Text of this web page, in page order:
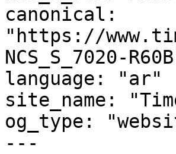
canonical:
"https://
NCS_S_7020-
language: "ar"
site_name:
og_type:
---